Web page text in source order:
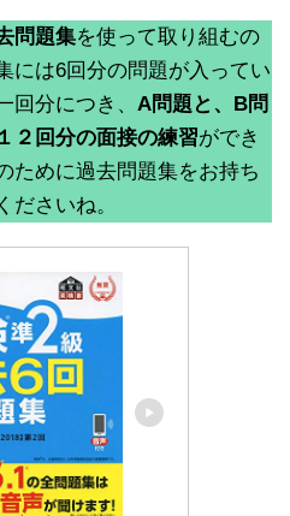
問題集を使って取り組むの
には6回分の問題が入ってい
回分につき、 A問題と、B問
２回分の面接の練習ができ
ために過去問題集をお持ち
ださいね。